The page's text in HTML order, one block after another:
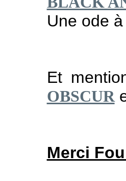
Une ode
Et
OBSCUR
Merci